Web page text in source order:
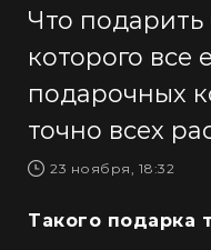
Что подарить
которого все
подарочных
точно всех
23 ноября, 18:32
Такого подарка